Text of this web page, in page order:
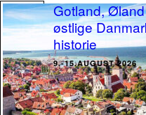
Gotland,
østlige
historie
9.-15.AUGUST 2026